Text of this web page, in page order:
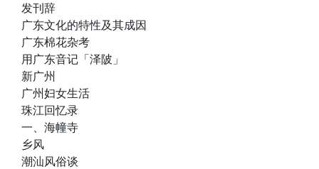
发刊辞
广东文化的特性及其成因
广东棉花杂考
用广东音记「泽陂」
新广州
广州妇女生活
珠江回忆录
一、海幢寺
乡风
潮汕风俗谈